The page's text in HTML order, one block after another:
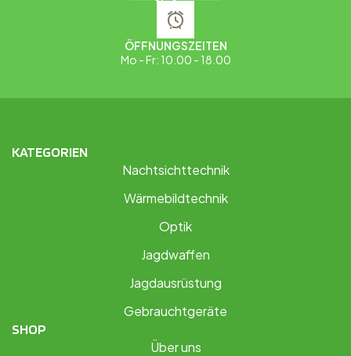
ÖFFNUNGSZEITEN
Mo - Fr: 10.00 - 18.00
KATEGORIEN
Nachtsichttechnik
Wärmebildtechnik
Optik
Jagdwaffen
Jagdausrüstung
Gebrauchtgeräte
SHOP
Über uns